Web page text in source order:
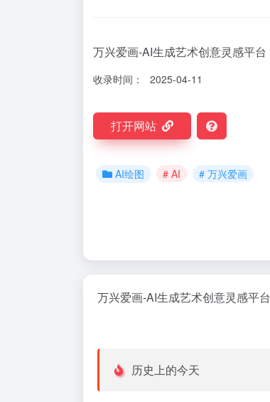
万兴爱画-AI生成艺术创意灵感平台
收录时间： 2025-04-11
打开网站
AI绘图 # AI # 万兴爱画
万兴爱画-AI生成艺术创意灵感平台
历史上的今天